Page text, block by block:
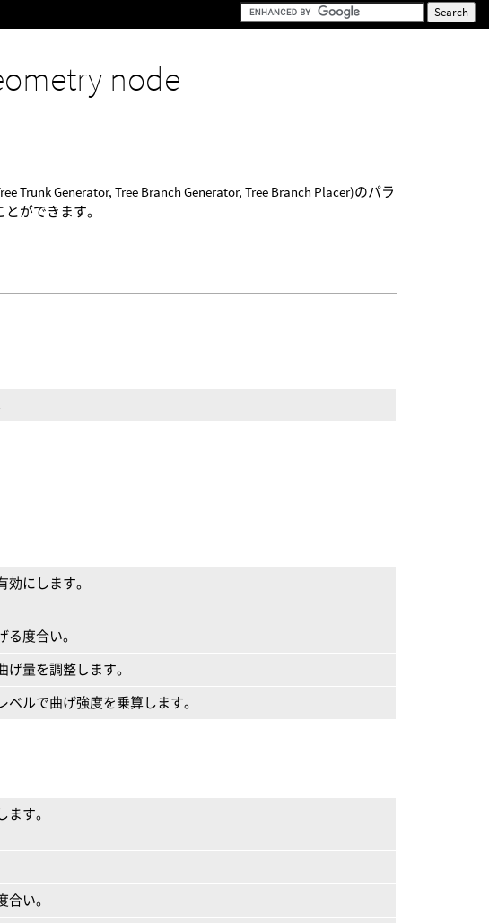
node
Generator, Tree Branch Generator, Tree Branch Placer)のパラ
ができます。
にします。
度合い。
量を調整します。
ベルで曲げ強度を乗算します。
す。
い。